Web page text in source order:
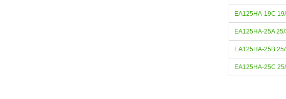
EA125HA-19C
EA125HA-25A
EA125HA-25B
EA125HA-25C